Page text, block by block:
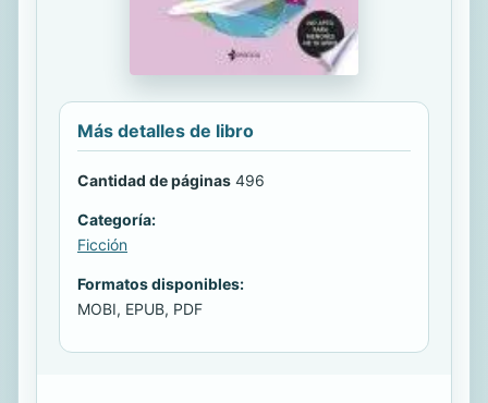
Más detalles de libro
Cantidad de páginas 496
Categoría:
Ficción
Formatos disponibles:
MOBI, EPUB, PDF